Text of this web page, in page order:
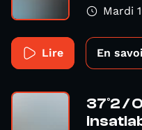
Mardi
Lire En
37°2 /